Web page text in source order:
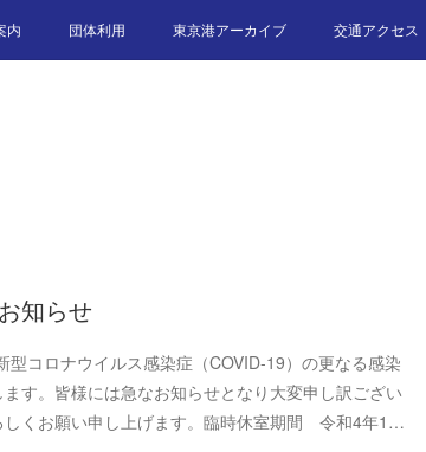
内 団体利用 東京港アーカイブ 交通アクセス
知らせ
コロナウイルス感染症（COVID-19）の更なる感染
す。皆様には急なお知らせとなり大変申し訳ござい
しくお願い申し上げます。臨時休室期間 令和4年1…